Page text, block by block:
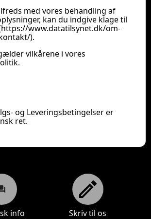
med vores behandling af
kan du indgive klage til
www.datatilsynet.dk/om-
).
vilkårene i vores
og Leveringsbetingelser er
ret.
Praktisk info
info
Skriv til os
Skriv til os